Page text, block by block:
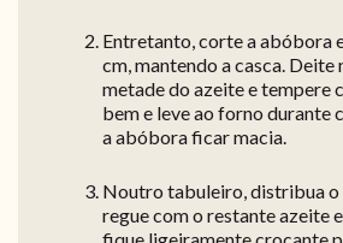
Entretanto, corte a abóbora
cm, mantendo a casca.
metade do azeite e tempere
bem e leve ao forno durante
a abóbora ficar macia.
Noutro tabuleiro, distribua
regue com o restante azeite